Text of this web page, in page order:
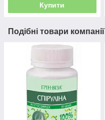
Купити
Подібні товари компанії